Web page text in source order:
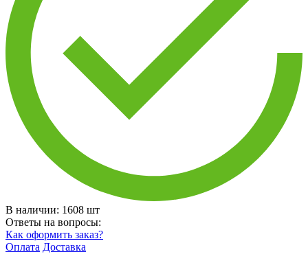
В наличии: 1608 шт
Ответы на вопросы:
Как оформить заказ?
Оплата Доставка